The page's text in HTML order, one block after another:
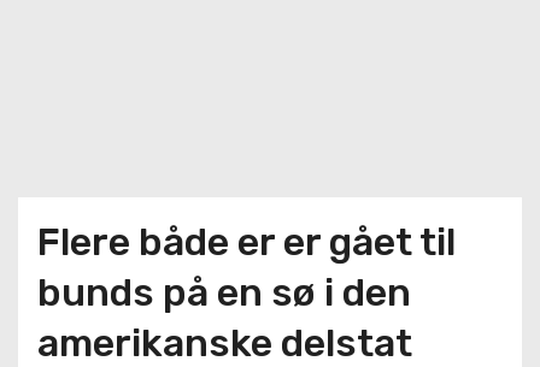
Flere både er er gået til
bunds på en sø i den
amerikanske delstat